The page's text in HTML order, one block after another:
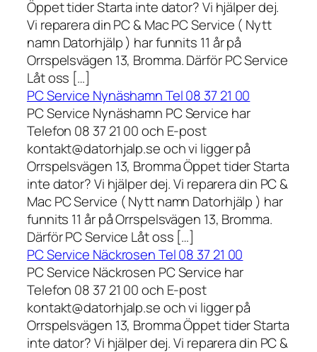
Öppet tider Starta inte dator? Vi hjälper dej.
Vi reparera din PC & Mac PC Service ( Nytt
namn Datorhjälp ) har funnits 11 år på
Orrspelsvägen 13, Bromma. Därför PC Service
Låt oss […]
PC Service Nynäshamn Tel 08 37 21 00
PC Service Nynäshamn PC Service har
Telefon 08 37 21 00 och E-post
kontakt@datorhjalp.se och vi ligger på
Orrspelsvägen 13, Bromma Öppet tider Starta
inte dator? Vi hjälper dej. Vi reparera din PC &
Mac PC Service ( Nytt namn Datorhjälp ) har
funnits 11 år på Orrspelsvägen 13, Bromma.
Därför PC Service Låt oss […]
PC Service Näckrosen Tel 08 37 21 00
PC Service Näckrosen PC Service har
Telefon 08 37 21 00 och E-post
kontakt@datorhjalp.se och vi ligger på
Orrspelsvägen 13, Bromma Öppet tider Starta
inte dator? Vi hjälper dej. Vi reparera din PC &